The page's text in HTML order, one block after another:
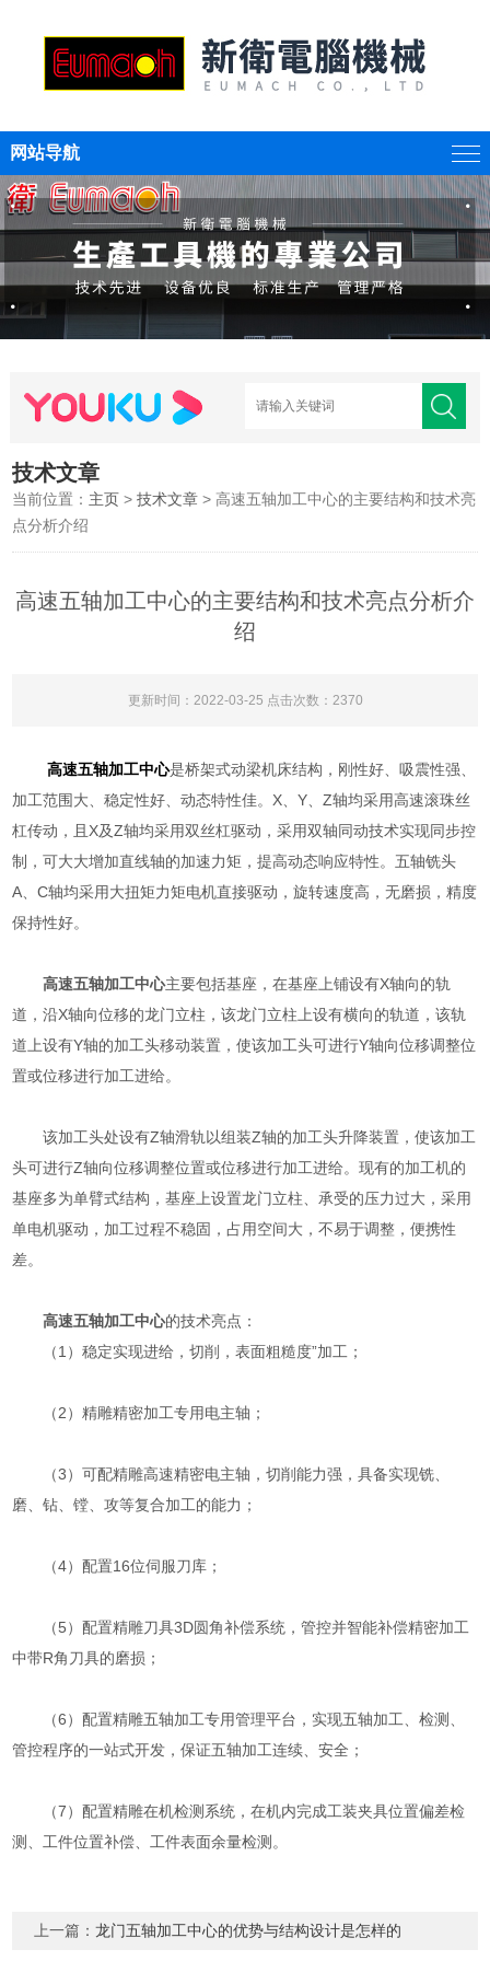
网站导航
技术文章
当前位置： 主页 >技术文章 > 高速五轴加工中心的主要结构和技术亮
点分析介绍
高速五轴加工中心的主要结构和技术亮点分析介
绍
更新时间：2022-03-25 点击次数：2370
高速五轴加工中心是桥架式动梁机床结构，刚性好、吸震性强、
加工范围大、稳定性好、动态特性佳。X、Y、Z轴均采用高速滚珠丝
杠传动，且X及Z轴均采用双丝杠驱动，采用双轴同动技术实现同步控
制，可大大增加直线轴的加速力矩，提高动态响应特性。五轴铣头
A、C轴均采用大扭矩力矩电机直接驱动，旋转速度高，无磨损，精度
保持性好。
高速五轴加工中心主要包括基座，在基座上铺设有X轴向的轨
道，沿X轴向位移的龙门立柱，该龙门立柱上设有横向的轨道，该轨
道上设有Y轴的加工头移动装置，使该加工头可进行Y轴向位移调整位
置或位移进行加工进给。
该加工头处设有Z轴滑轨以组装Z轴的加工头升降装置，使该加工
头可进行Z轴向位移调整位置或位移进行加工进给。现有的加工机的
基座多为单臂式结构，基座上设置龙门立柱、承受的压力过大，采用
单电机驱动，加工过程不稳固，占用空间大，不易于调整，便携性
差。
高速五轴加工中心的技术亮点：
（1）稳定实现进给，切削，表面粗糙度”加工；
（2）精雕精密加工专用电主轴；
（3）可配精雕高速精密电主轴，切削能力强，具备实现铣、
磨、钻、镗、攻等复合加工的能力；
（4）配置16位伺服刀库；
（5）配置精雕刀具3D圆角补偿系统，管控并智能补偿精密加工
中带R角刀具的磨损；
（6）配置精雕五轴加工专用管理平台，实现五轴加工、检测、
管控程序的一站式开发，保证五轴加工连续、安全；
（7）配置精雕在机检测系统，在机内完成工装夹具位置偏差检
测、工件位置补偿、工件表面余量检测。
上一篇：龙门五轴加工中心的优势与结构设计是怎样的